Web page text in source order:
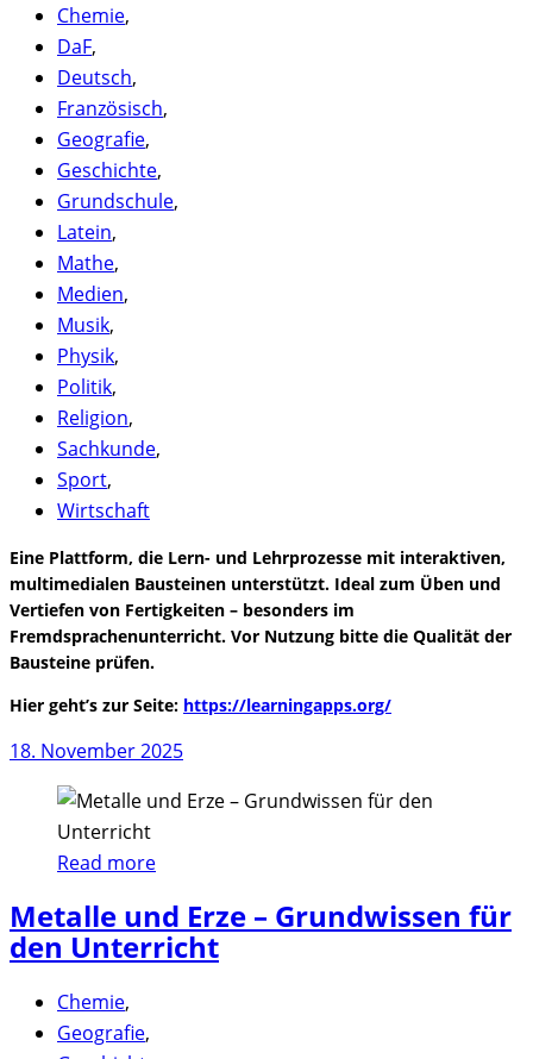
Chemie,
DaF,
Deutsch,
Französisch,
Geografie,
Geschichte,
Grundschule,
Latein,
Mathe,
Medien,
Musik,
Physik,
Politik,
Religion,
Sachkunde,
Sport,
Wirtschaft
Eine Plattform, die Lern- und Lehrprozesse mit interaktiven,
multimedialen Bausteinen unterstützt. Ideal zum Üben und
Vertiefen von Fertigkeiten – besonders im
Fremdsprachenunterricht. Vor Nutzung bitte die Qualität der
Bausteine prüfen.
Hier geht’s zur Seite: https://learningapps.org/
18. November 2025
Read more
Metalle und Erze – Grundwissen für
den Unterricht
Chemie,
Geografie,